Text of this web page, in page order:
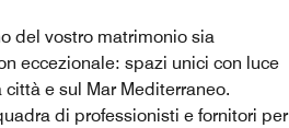
del vostro matrimonio sia
eccezionale: spazi unici con luce
e sul Mar Mediterraneo.
di professionisti e fornitori per